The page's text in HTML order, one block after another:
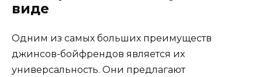
виде
Одним из самых больших преимуществ
джинсов-бойфрендов является их
универсальность. Они предлагают